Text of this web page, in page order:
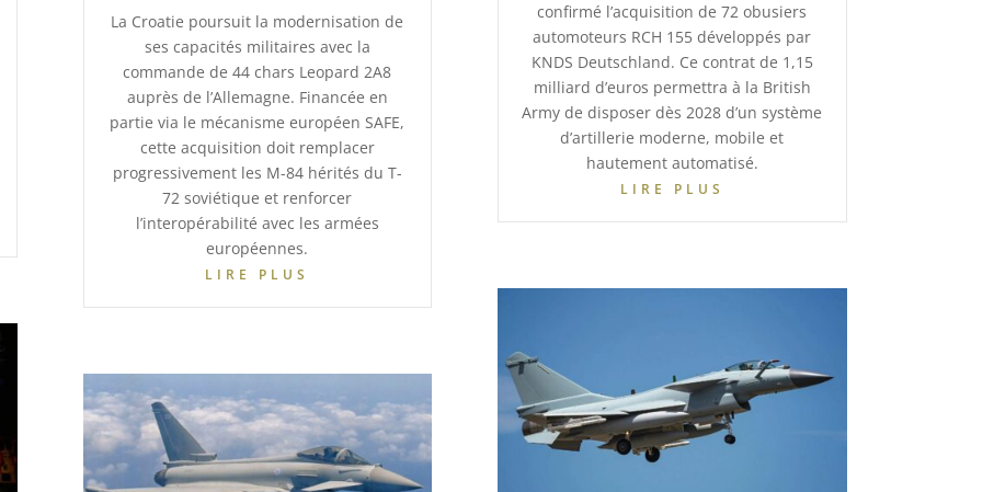
La Croatie poursuit la modernisation de
ses capacités militaires avec la
commande de 44 chars Leopard 2A8
auprès de l’Allemagne. Financée en
partie via le mécanisme européen SAFE,
cette acquisition doit remplacer
progressivement les M-84 hérités du T-
72 soviétique et renforcer
l’interopérabilité avec les armées
européennes.
LIRE PLUS
confirmé l’acquisition de 72 obusiers
automoteurs RCH 155 développés par
KNDS Deutschland. Ce contrat de 1,15
milliard d’euros permettra à la British
Army de disposer dès 2028 d’un système
d’artillerie moderne, mobile et
hautement automatisé.
LIRE PLUS